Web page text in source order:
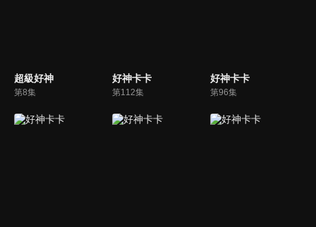
超級好神
第8集
好神卡卡
第112集
好神卡卡
第96集